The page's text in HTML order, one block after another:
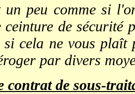
un peu comme si
ceinture de sécurité
si cela ne vous
par divers
contrat de sous-